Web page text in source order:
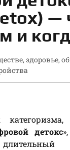
—
и
, здоровье,
детокс